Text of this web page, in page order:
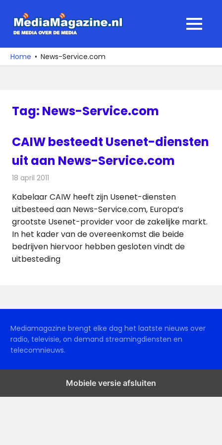
naar
media
over
MENU
Home News-Service.com
Tag: News-Service.com
CAIW besteedt Usenet-diensten
uit aan News-Service.com
18 april 2011
Kabelaar CAIW heeft zijn Usenet-diensten
uitbesteed aan News-Service.com, Europa’s
grootste Usenet-provider voor de zakelijke markt.
In het kader van de overeenkomst die beide
bedrijven hiervoor hebben gesloten vindt de
uitbesteding
Mediamagazine brengt elke dag het laatste nieuws over
radio, televisie, on demand streamingdiensten en
telecomnieuws.
Mobiele versie afsluiten